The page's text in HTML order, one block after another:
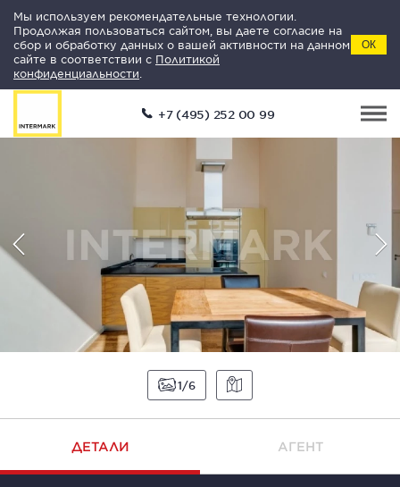
Мы используем рекомендательные технологии.
Продолжая пользоваться сайтом, вы даете согласие на
сбор и обработку данных о вашей активности на данном
сайте в соответствии с Политикой
конфиденциальности
ОК
+7 (495) 252 00 99
1 6
ДЕТАЛИ АГЕНТ